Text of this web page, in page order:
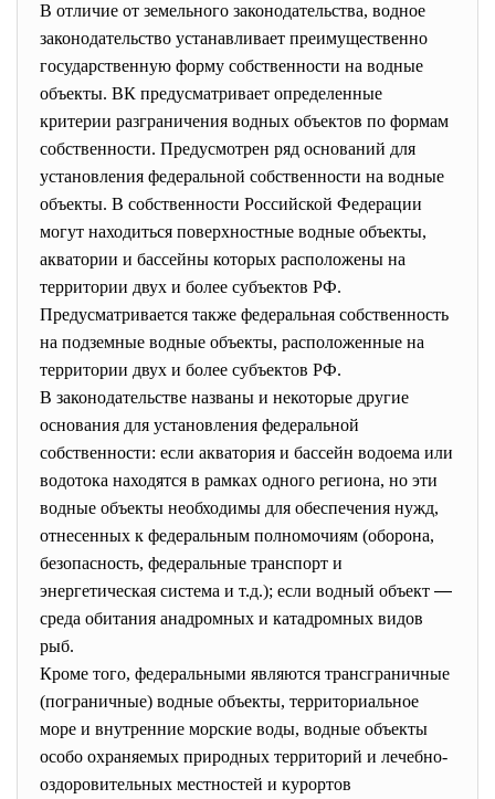
В отличие от земельного законодательства, водное
законодательство устанавливает преимущественно
государственную форму собственности на водные
объекты. ВК предусматривает определенные
критерии разграничения водных объектов по формам
собственности. Предусмотрен ряд оснований для
установления федеральной собственности на водные
объекты. В собственности Российской Федерации
могут находиться поверхностные водные объекты,
акватории и бассейны которых расположены на
территории двух и более субъектов РФ.
Предусматривается также федеральная собственность
на подземные водные объекты, расположенные на
территории двух и более субъектов РФ.
В законодательстве названы и некоторые другие
основания для установления федеральной
собственности: если акватория и бассейн водоема или
водотока находятся в рамках одного региона, но эти
водные объекты необходимы для обеспечения нужд,
отнесенных к федеральным полномочиям (оборона,
безопасность, федеральные транспорт и
энергетическая система и т.д.); если водный объект —
среда обитания анадромных и катадромных видов
рыб.
Кроме того, федеральными являются трансграничные
(пограничные) водные объекты, территориальное
море и внутренние морские воды, водные объекты
особо охраняемых природных территорий и лечебно-
оздоровительных местностей и курортов